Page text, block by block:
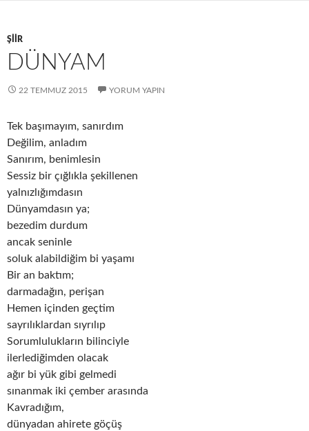
ŞIIR
DÜNYAM
22 TEMMUZ 2015 YORUM YAPIN
Tek başımayım, sanırdım
Değilim, anladım
Sanırım, benimlesin
Sessiz bir çığlıkla şekillenen
yalnızlığımdasın
Dünyamdasın ya;
bezedim durdum
ancak seninle
soluk alabildiğim bi yaşamı
Bir an baktım;
darmadağın, perişan
Hemen içinden geçtim
sayrılıklardan sıyrılıp
Sorumlulukların bilinciyle
ilerlediğimden olacak
ağır bi yük gibi gelmedi
sınanmak iki çember arasında
Kavradığım,
dünyadan ahirete göçüş